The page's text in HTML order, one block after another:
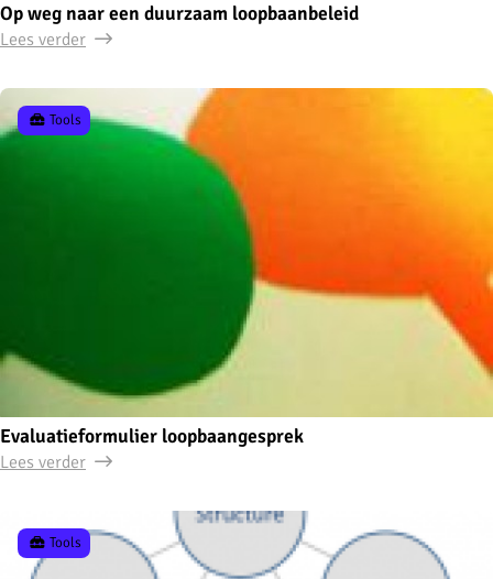
Op weg naar een duurzaam loopbaanbeleid
Lees verder
Evaluatieformulier loopbaangesprek
Tools
Lees verder
Tools